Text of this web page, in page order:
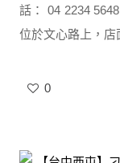
話： 04 2234
位於文心路上，
0